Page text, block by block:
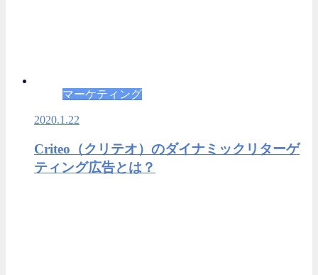
マーケティング
2020.1.22
Criteo（クリテオ）のダイナミックリターゲ
ティング広告とは？